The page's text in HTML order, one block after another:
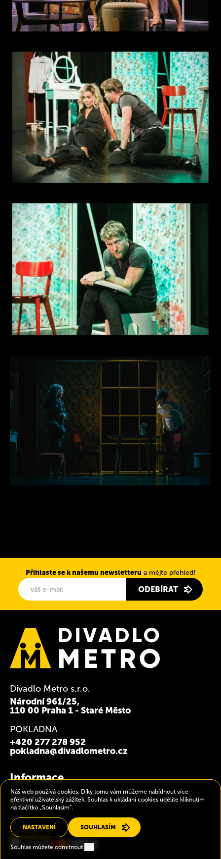
Přihlaste se k našemu newsletteru a mějte přehled!
ODEBÍRAT
Divadlo Metro s.r.o.
Národní 961/25,
110 00 Praha 1 - Staré Město
POKLADNA
+420 277 278 952
pokladna@divadlometro.cz
Informace
Obchodní podmínky
GDPR
Náš web používá cookies. Díky tomu vám můžeme nabídnout více
efektivní uživatelský zážitek. Souhlas k ukládání cookies udělíte kliknutím
na tlačítko „Souhlasím".
NASTAVENÍ SOUHLASÍM
Souhlas můžete odmítnout .